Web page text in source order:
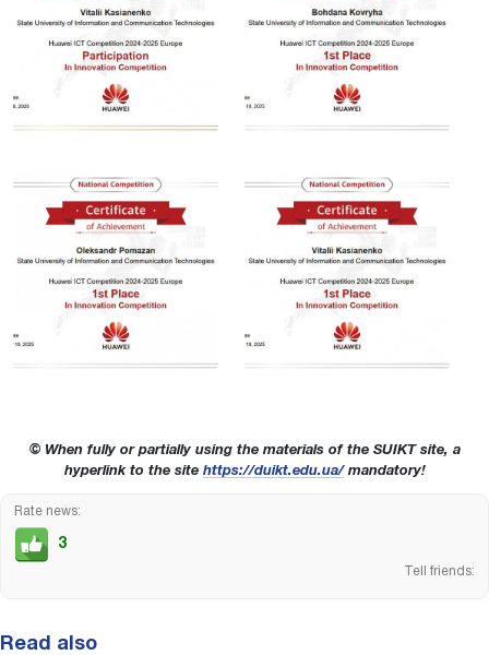
© When fully or partially using the materials of the SUIKT site, a
hyperlink to the site https://duikt.edu.ua/mandatory!
Rate news:
3
Tell friends:
Read also